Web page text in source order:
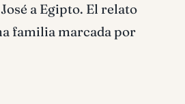
a Egipto. El relato
familia marcada por